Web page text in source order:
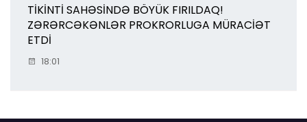
TİKİNTİ SAHƏSİNDƏ BÖYÜK FIRILDAQ!
ZƏRƏRCƏKƏNLƏR PROKRORLUGA MÜRACİƏT
ETDİ
18:01